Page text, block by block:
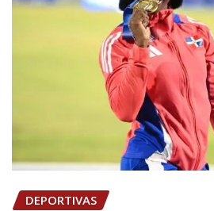
DEPORTIVAS